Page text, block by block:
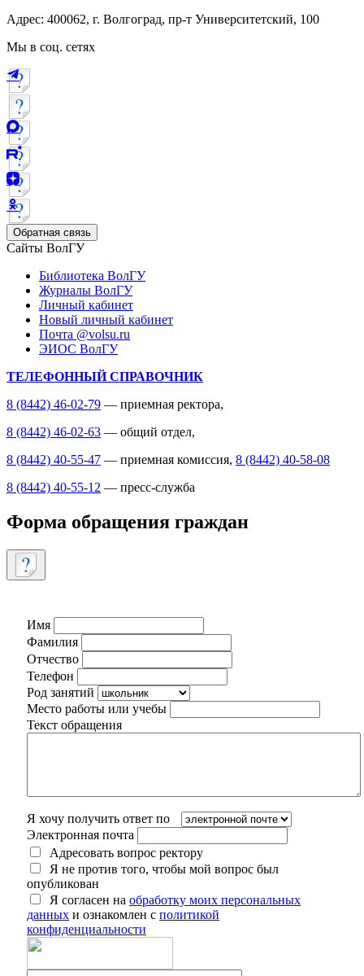
Адрес: 400062, г. Волгоград, пр-т Университетский, 100
Мы в соц. сетях
Обратная связь
Сайты ВолГУ
Библиотека ВолГУ
Журналы ВолГУ
Личный кабинет
Новый личный кабинет
Почта @volsu.ru
ЭИОС ВолГУ
ТЕЛЕФОННЫЙ СПРАВОЧНИК
8 (8442) 46-02-79 — приемная ректора,
8 (8442) 46-02-63 — общий отдел,
8 (8442) 40-55-47 — приемная комиссия, 8 (8442) 40-58-08
8 (8442) 40-55-12 — пресс-служба
Форма обращения граждан
Имя
Фамилия
Отчество
Телефон
Род занятий
Место работы или учебы
Текст обращения
Я хочу получить ответ по
Электронная почта
Адресовать вопрос ректору
Я не против того, чтобы мой вопрос был
опубликован
Я согласен на обработку моих персональных
данных и ознакомлен с политикой
конфиденциальности